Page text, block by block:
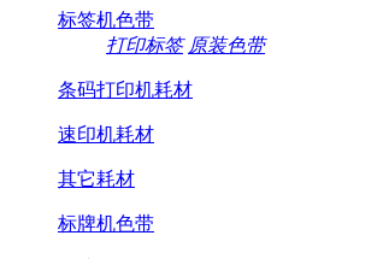
标签机色带
打印标签 原装色带
条码打印机耗材
速印机耗材
其它耗材
标牌机色带